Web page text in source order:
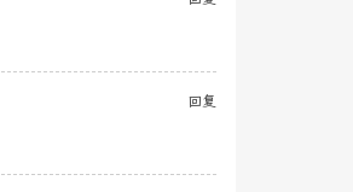
回复